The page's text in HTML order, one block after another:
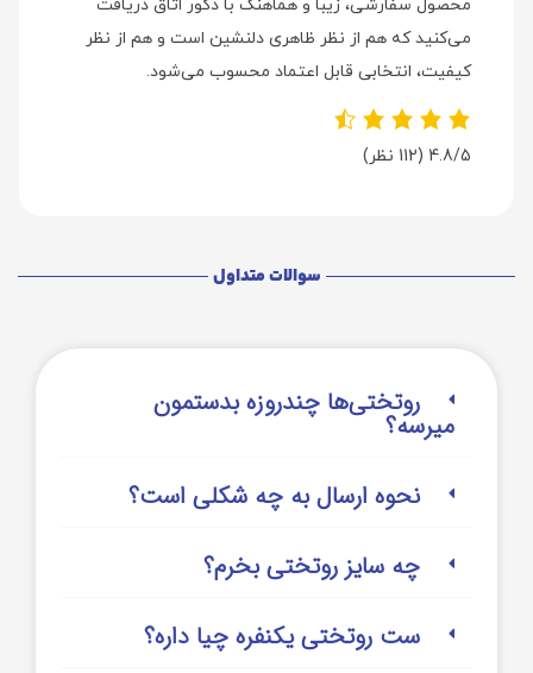
محصول سفارشی، زیبا و هماهنگ با دکور اتاق دریافت
می‌کنید که هم از نظر ظاهری دلنشین است و هم از نظر
کیفیت، انتخابی قابل اعتماد محسوب می‌شود.
4.8/5 (112 نظر)
سوالات متداول
روتختی‌‌ها چندروزه بدستمون
میرسه؟
نحوه ارسال به چه شکلی است؟
چه سایز روتختی بخرم؟
ست روتختی یکنفره چیا داره؟